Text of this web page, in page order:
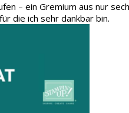
– ein Gremium aus nur
die ich sehr dankbar bin.